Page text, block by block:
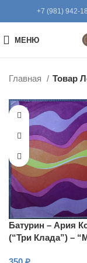
+7 (981) 942-
МЕНЮ
Главная Товар
Батурин – Ария
(“Три Клада”) –